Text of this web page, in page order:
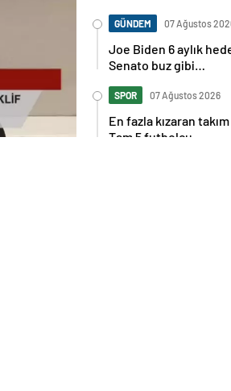
GÜNDEM 07 Ağustos
Joe Biden 6 aylık
Senato buz gibi…
SPOR 07 Ağustos 2026
En fazla kızaran
Tam 5 futbolcu….